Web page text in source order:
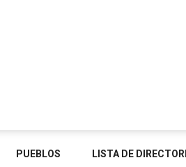
PUEBLOS LISTA DE